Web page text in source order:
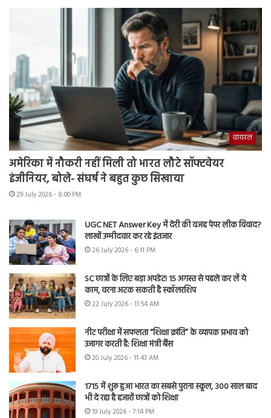
वायरल
अमेरिका में नौकरी नहीं मिली तो भारत लौटे सॉफ्टवेयर
इंजीनियर, बोले- संघर्ष ने बहुत कुछ सिखाया
29 July 2026 - 8:00 PM
UGC NET Answer Key में देरी की वजह पेपर लीक विवाद?
लाखों उम्मीदवार कर रहे इंतजार
26 July 2026 - 6:11 PM
SC छात्रों के लिए बड़ा अपडेट! 15 अगस्त से पहले कर लें ये
काम, वरना अटक सकती है स्कॉलरशिप
22 July 2026 - 11:54 AM
नीट परीक्षा में सफलता “शिक्षा क्रांति” के व्यापक प्रभाव को
उजागर करती है: शिक्षा मंत्री बैंस
20 July 2026 - 11:43 AM
1715 में शुरू हुआ भारत का सबसे पुराना स्कूल, 300 साल बाद
भी दे रहा है हजारों छात्रों को शिक्षा
19 July 2026 - 7:14 PM